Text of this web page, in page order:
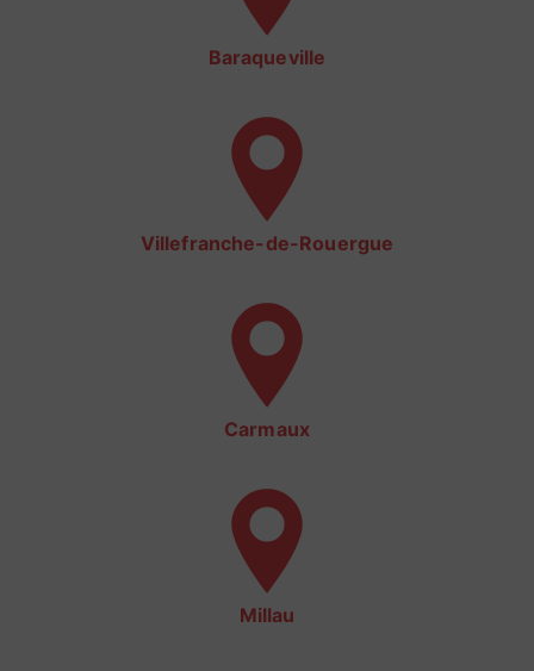
Baraqueville
Villefranche-de-Rouergue
Carmaux
Millau